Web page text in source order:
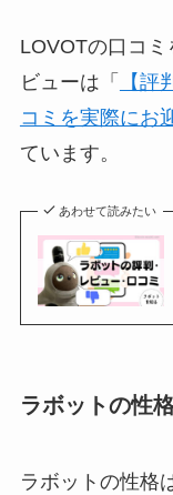
LOVOTの口コ
ビューは「
【
コミを実際にお
ています。
あわせて読みたい
ラボットの性
ラボットの性格